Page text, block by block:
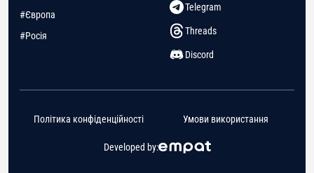
#Європа
#Росія
Telegram
Threads
Discord
Developed by:
Політика конфіденційності Умови використання